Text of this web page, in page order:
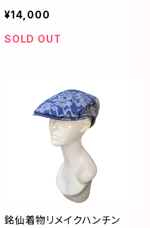
／2509h02
¥14,000
SOLD OUT
銘仙着物リメイクハンチン